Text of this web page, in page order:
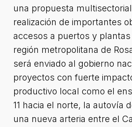
una propuesta
realización de importantes
accesos a puertos y
región metropolitana de
será enviado al gobierno
proyectos con fuerte
productivo local como el
11 hacia el norte, la autovía
una nueva arteria entre el